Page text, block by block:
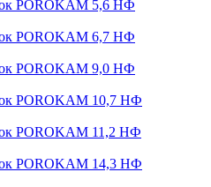
POROKAM 5,6 НФ
POROKAM 6,7 НФ
POROKAM 9,0 НФ
POROKAM 10,7 НФ
POROKAM 11,2 НФ
POROKAM 14,3 НФ